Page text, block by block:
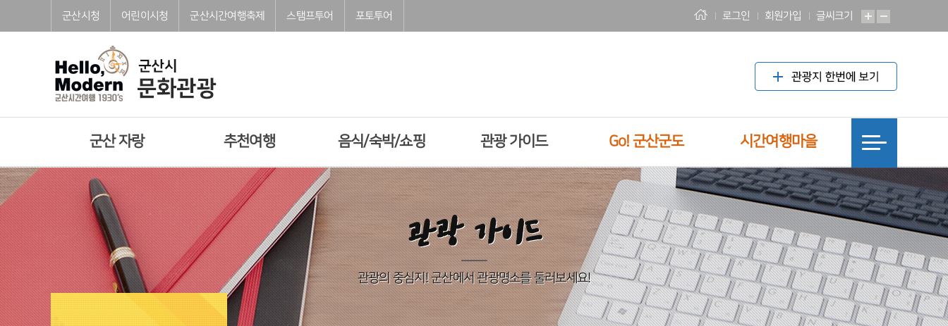
군산시청 어린이시청 군산시간여행축제 스탬프투어 포토투어 로그인 회원가입 글씨크기
군산 자랑 추천여행 음식/숙박/쇼핑 관광 가이드 Go! 군산군도 시간여행마을
관광 가이드
관광의 중심지! 군산에서 관광명소를 둘러보세요!